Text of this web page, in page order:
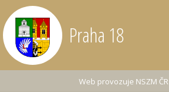
Praha 18
Web provozuje NSZM ČR